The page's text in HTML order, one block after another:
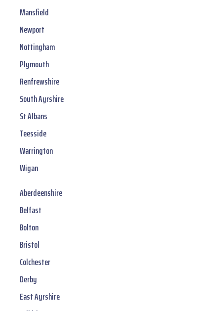
Mansfield
Newport
Nottingham
Plymouth
Renfrewshire
South Ayrshire
St Albans
Teesside
Warrington
Wigan
Aberdeenshire
Belfast
Bolton
Bristol
Colchester
Derby
East Ayrshire